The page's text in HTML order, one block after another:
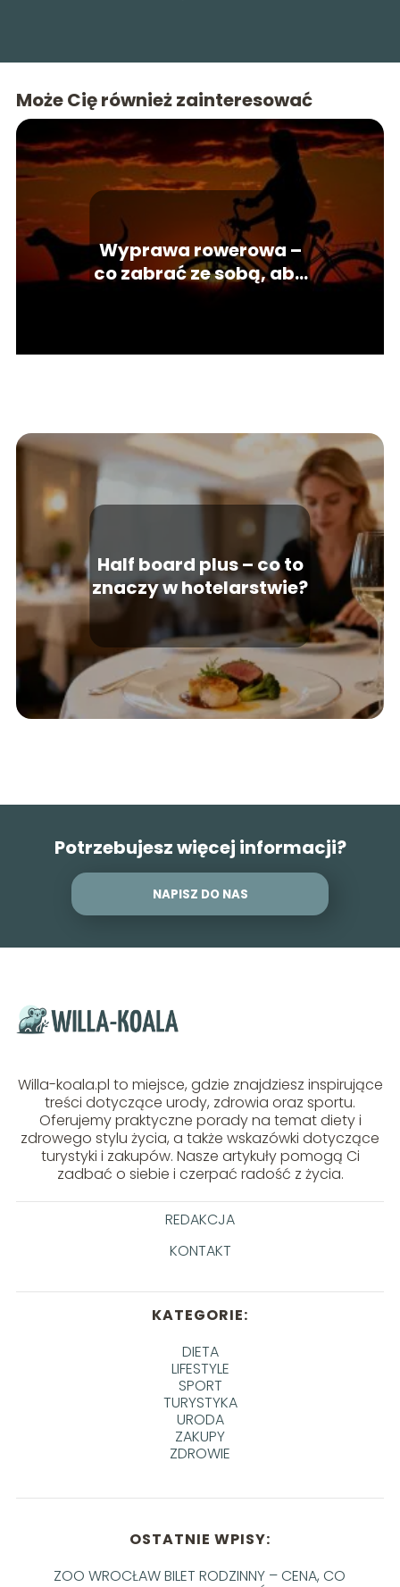
Może Cię również zainteresować
Wyprawa rowerowa –
co zabrać ze sobą, aby
wyjazd był udany?
Half board plus – co to
znaczy w hotelarstwie?
Potrzebujesz więcej informacji?
NAPISZ DO NAS
Willa-koala.pl to miejsce, gdzie znajdziesz inspirujące
treści dotyczące urody, zdrowia oraz sportu.
Oferujemy praktyczne porady na temat diety i
zdrowego stylu życia, a także wskazówki dotyczące
turystyki i zakupów. Nasze artykuły pomogą Ci
zadbać o siebie i czerpać radość z życia.
REDAKCJA
KONTAKT
KATEGORIE:
DIETA
LIFESTYLE
SPORT
TURYSTYKA
URODA
ZAKUPY
ZDROWIE
OSTATNIE WPISY:
ZOO WROCŁAW BILET RODZINNY – CENA, CO